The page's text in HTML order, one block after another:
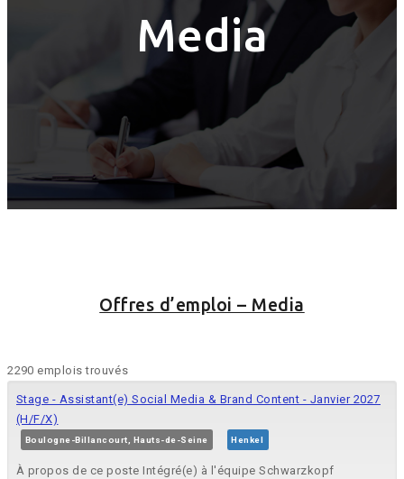
Media
Offres d’emploi – Media
2290 emplois trouvés
Stage - Assistant(e) Social Media & Brand Content - Janvier 2027
(H/F/X)
Boulogne-Billancourt, Hauts-de-Seine Henkel
À propos de ce poste Intégré(e) à l'équipe Schwarzkopf